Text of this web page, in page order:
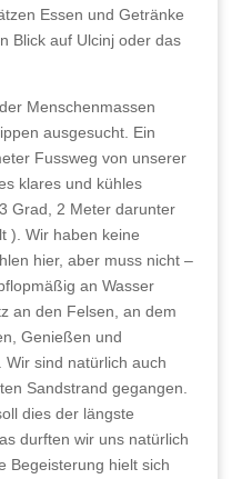
Essen und Getränke
Blick auf Ulcinj oder das
Menschenmassen
ausgesucht. Ein
Fussweg von unserer
klares und kühles
Grad, 2 Meter darunter
). Wir haben keine
hier, aber muss nicht –
an Wasser
an den Felsen, an dem
Genießen und
sind natürlich auch
Sandstrand gegangen.
dies der längste
durften wir uns natürlich
Begeisterung hielt sich